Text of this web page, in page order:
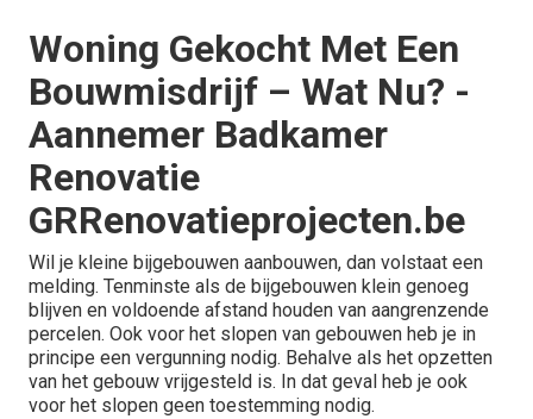
Woning Gekocht Met Een
Bouwmisdrijf – Wat Nu? -
Aannemer Badkamer
Renovatie
GRRenovatieprojecten.be
Wil je kleine bijgebouwen aanbouwen, dan volstaat een
melding. Tenminste als de bijgebouwen klein genoeg
blijven en voldoende afstand houden van aangrenzende
percelen. Ook voor het slopen van gebouwen heb je in
principe een vergunning nodig. Behalve als het opzetten
van het gebouw vrijgesteld is. In dat geval heb je ook
voor het slopen geen toestemming nodig.